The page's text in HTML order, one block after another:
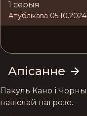
1 серыя
Апублікава 05.10.2024
Апісанне
Пакуль Кано і
навіслай пагрозе.